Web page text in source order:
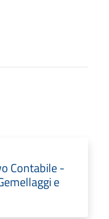
Contabile -
e